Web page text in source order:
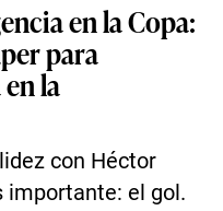
en la Copa:
para
la
con Héctor
importante: el gol.